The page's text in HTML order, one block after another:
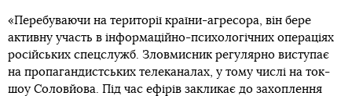
«Перебуваючи на території країни-агресора, він бере
активну участь в інформаційно-психологічних операціях
російських спецслужб. Зловмисник регулярно виступає
на пропагандистських телеканалах, у тому числі на ток-
шоу Соловйова. Під час ефірів закликає до захоплення